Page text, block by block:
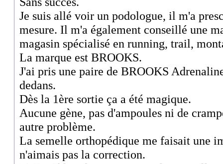
Je suis allé voir un podologue, il m'a
mesure. Il m'a également conseillé une
magasin spécialisé en running, trail,
La marque est BROOKS.
J'ai pris une paire de BROOKS
dedans.
Dès la 1ère sortie ça a été magique.
Aucune gène, pas d'ampoules ni de
autre problème.
La semelle orthopédique me faisait une
n'aimais pas la correction.